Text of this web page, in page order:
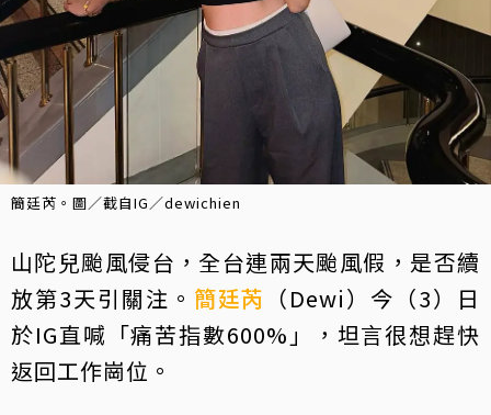
簡廷芮。圖／截自IG／dewichien
山陀兒颱風侵台，全台連兩天颱風假，是否續
放第3天引關注。 簡廷芮 （Dewi）今（3）日
於IG直喊「痛苦指數600%」，坦言很想趕快
返回工作崗位。